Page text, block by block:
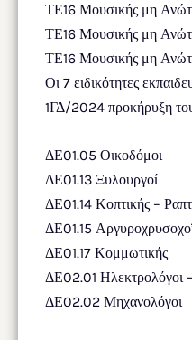
ΤΕ16 Μουσικής μη
ΤΕ16 Μουσικής μη
ΤΕ16 Μουσικής μη
Οι 7 ειδικότητες
1ΓΔ/2024 προκήρυξη
ΔΕ01.05 Οικοδόμοι
ΔΕ01.13 Ξυλουργοί
ΔΕ01.14 Κοπτικής –
ΔΕ01.15
ΔΕ01.17 Κομμωτικής
ΔΕ02.01 Ηλεκτρολόγοι
ΔΕ02.02 Μηχανολόγοι